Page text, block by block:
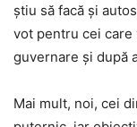
știu să facă și
vot pentru cei care
guvernare și după
Mai mult, noi, cei